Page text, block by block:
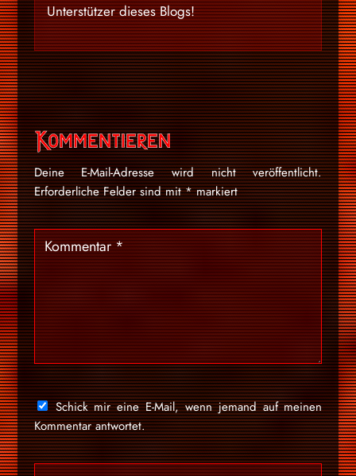
Unterstützer dieses Blogs!
Kommentieren
Deine E-Mail-Adresse wird nicht veröffentlicht.
Erforderliche Felder sind mit*markiert
Schick mir eine E-Mail, wenn jemand auf meinen
Kommentar antwortet.